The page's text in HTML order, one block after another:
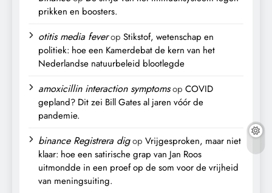
prikken en boosters.
otitis media feverop Stikstof, wetenschap en
politiek: hoe een Kamerdebat de kern van het
Nederlandse natuurbeleid blootlegde
amoxicillin interaction symptomsop COVID
gepland? Dit zei Bill Gates al jaren vóór de
pandemie.
binance Registrera digop Vrijgesproken, maar niet
klaar: hoe een satirische grap van Jan Roos
uitmondde in een proef op de som voor de vrijheid
van meningsuiting.